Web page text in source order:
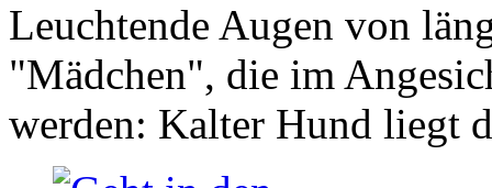
Leuchtende Augen von
"Mädchen", die im
werden: Kalter Hund liegt